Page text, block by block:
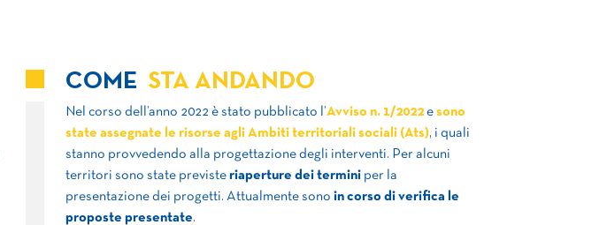
COME STA ANDANDO
Nel corso dell’anno 2022 è stato pubblicato l’Avviso n. 1/2022 e sono
state assegnate le risorse agli Ambiti territoriali sociali (Ats), i quali
stanno provvedendo alla progettazione degli interventi. Per alcuni
territori sono state previste riaperture dei termini per la
presentazione dei progetti. Attualmente sono in corso di verifica le
proposte presentate.